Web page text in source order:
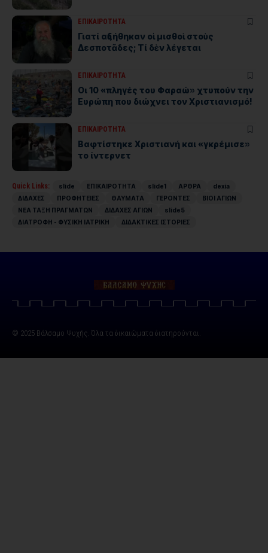
ΕΠΙΚΑΙΡΟΤΗΤΑ
Γιατί αὐξήθηκαν οἱ μισθοὶ στοὺς
Δεσποτᾶδες; Τί δὲν λέγεται
ΕΠΙΚΑΙΡΟΤΗΤΑ
Οι 10 «πληγές του Φαραώ» χτυπούν την
Ευρώπη που διώχνει τον Χριστιανισμό!
ΕΠΙΚΑΙΡΟΤΗΤΑ
Βαφτίστηκε Χριστιανή και «γκρέμισε»
το ίντερνετ
Quick Links: slide ΕΠΙΚΑΙΡΟΤΗΤΑ slide1 ΑΡΘΡΑ
dexia
ΔΙΔΑΧΕΣ
ΠΡΟΦΗΤΕΙΕΣ ΘΑΥΜΑΤΑ ΓΕΡΟΝΤΕΣ
ΒΙΟΙ ΑΓΙΩΝ
ΝΕΑ ΤΑΞΗ ΠΡΑΓΜΑΤΩΝ
ΔΙΔΑΧΕΣ ΑΓΙΩΝ
slide5
ΔΙΑΤΡΟΦΗ - ΦΥΣΙΚΗ ΙΑΤΡΙΚΗ
ΔΙΔΑΚΤΙΚΕΣ ΙΣΤΟΡΙΕΣ
© 2025 Βάλσαμο Ψυχής. Όλα τα δικαιώματα διατηρούνται.